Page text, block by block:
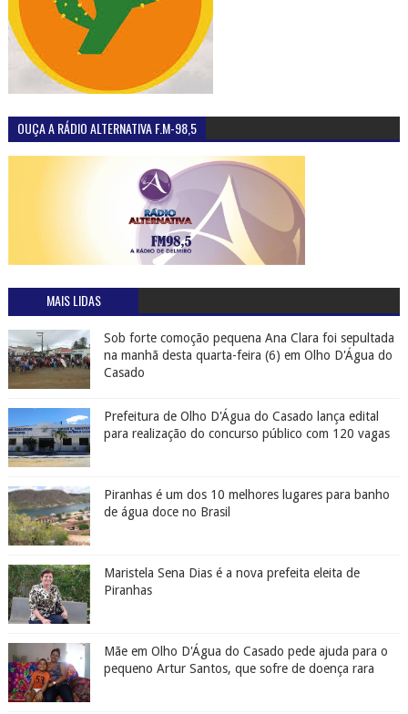
OUÇA A RÁDIO ALTERNATIVA F.M-98,5
MAIS LIDAS
Sob forte comoção pequena Ana Clara foi sepultada
na manhã desta quarta-feira (6) em Olho D'Água do
Casado
Prefeitura de Olho D'Água do Casado lança edital
para realização do concurso público com 120 vagas
Piranhas é um dos 10 melhores lugares para banho
de água doce no Brasil
Maristela Sena Dias é a nova prefeita eleita de
Piranhas
Mãe em Olho D'Água do Casado pede ajuda para o
pequeno Artur Santos, que sofre de doença rara